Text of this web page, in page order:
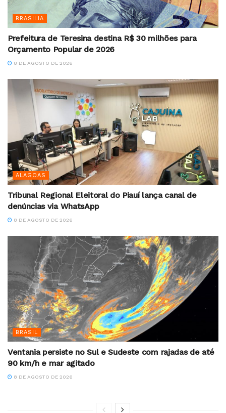
BRASILIA
Prefeitura de Teresina destina R$ 30 milhões para
Orçamento Popular de 2026
8 DE AGOSTO DE 2026
ALAGOAS
Tribunal Regional Eleitoral do Piauí lança canal de
denúncias via WhatsApp
8 DE AGOSTO DE 2026
BRASIL
Ventania persiste no Sul e Sudeste com rajadas de até
90 km/h e mar agitado
8 DE AGOSTO DE 2026